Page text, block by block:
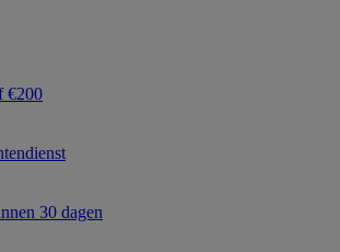
€200
30 dagen